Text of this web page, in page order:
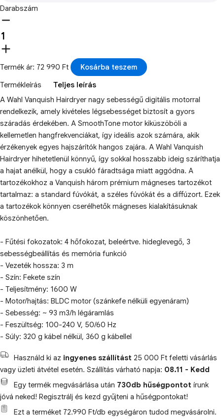
Darabszám
Termék ár: 72 990 Ft
Kosárba teszem
Termékleírás
Teljes leírás
A Wahl Vanquish Hairdryer nagy sebességű digitális motorral
rendelkezik, amely kivételes légsebességet biztosít a gyors
száradás érdekében. A SmoothTone motor kiküszöböli a
kellemetlen hangfrekvenciákat, így ideális azok számára, akik
érzékenyek egyes hajszárítók hangos zajára. A Wahl Vanquish
Hairdryer hihetetlenül könnyű, így sokkal hosszabb ideig száríthatja
a hajat anélkül, hogy a csukló fáradtsága miatt aggódna. A
tartozékokhoz a Vanquish három prémium mágneses tartozékot
tartalmaz: a standard fúvókát, a széles fúvókát és a diffúzort. Ezek
a tartozékok könnyen cserélhetők mágneses kialakításuknak
köszönhetően.
- Fűtési fokozatok: 4 hőfokozat, beleértve. hideglevegő, 3
sebességbeállítás és memória funkció
- Vezeték hossza: 3 m
- Szín: Fekete szín
- Teljesítmény: 1600 W
- Motor/hajtás: BLDC motor (szánkefe nélküli egyenáram)
- Sebesség: ~ 93 m3/h légáramlás
- Feszültség: 100-240 V, 50/60 Hz
- Súly: 320 g kábel nélkül, 360 g kábellel
Használd ki az ingyenes szállítást 25 000 Ft feletti vásárlás
vagy üzleti átvétel esetén. Szállítás várható napja: 08.11 - Kedd
Egy termék megvásárlása után 730db hűségpontot írunk
jóvá neked! Regisztrálj és kezd gyűjteni a hűségpontokat!
Ezt a terméket 72.990 Ft/db egységáron tudod megvásárolni.